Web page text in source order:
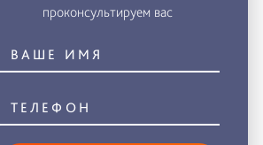
проконсультируем вас